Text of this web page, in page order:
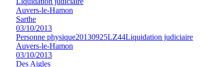
Auvers-le-Hamon
Sarthe
03/10/2013
Personne physique20130925LZ44Liquidation judiciaire
Auvers-le-Hamon
03/10/2013
Des Aigles